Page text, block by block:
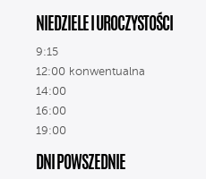
NIEDZIELE I UROCZYSTOŚCI
9:15
12:00 konwentualna
14:00
16:00
19:00
DNI POWSZEDNIE